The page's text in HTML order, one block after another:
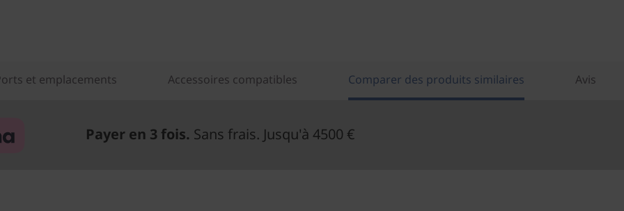
et emplacements Accessoires compatibles Comparer des produits similaires Avis
Payer en 3 fois. Sans frais. Jusqu'à 4500 €